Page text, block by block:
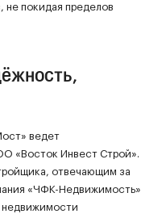
не покидая пределов
ведет
«Восток Инвест Строй».
отвечающим за
«ЧФК-Недвижимость»
недвижимости